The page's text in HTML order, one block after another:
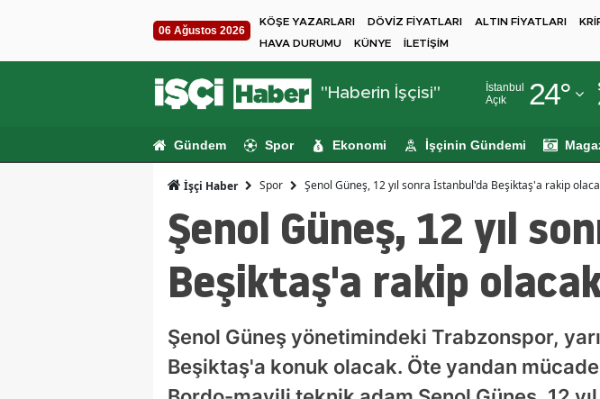
06 Ağustos 2026
KÖŞE YAZARLARI DÖVİZ FİYATLARI ALTIN FİYATLARI
HAVA DURUMU
KÜNYE İLETİŞİM
"Haberin İşçisi"
İstanbul
Açık
24°
Adıyaman
Ağrı
Ankara
Antalya
Aydın
Balıkesir
Gündem Spor Ekonomi İşçinin Gündemi
İşçi Haber Spor Şenol Güneş, 12 yıl sonra İstanbul'da Beşiktaş'a rakip
Şenol Güneş, 12 yıl
Beşiktaş'a rakip
Şenol Güneş yönetimindeki Trabzonspor,
Beşiktaş'a konuk olacak. Öte yandan